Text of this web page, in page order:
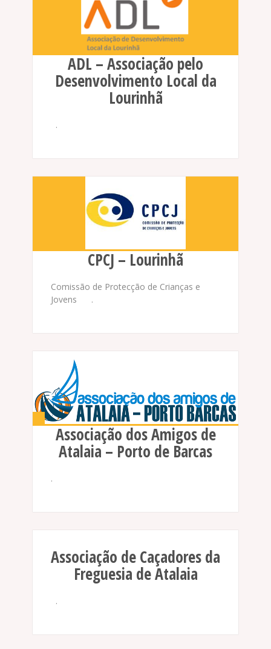
ADL – Associação pelo
Desenvolvimento Local da
Lourinhã
.
CPCJ – Lourinhã
Comissão de Protecção de Crianças e
Jovens .
Associação dos Amigos de
Atalaia – Porto de Barcas
.
Associação de Caçadores da
Freguesia de Atalaia
.